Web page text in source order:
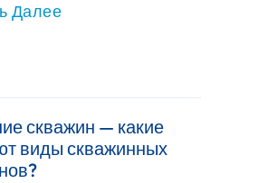
Далее
скважин — какие
виды скважинных